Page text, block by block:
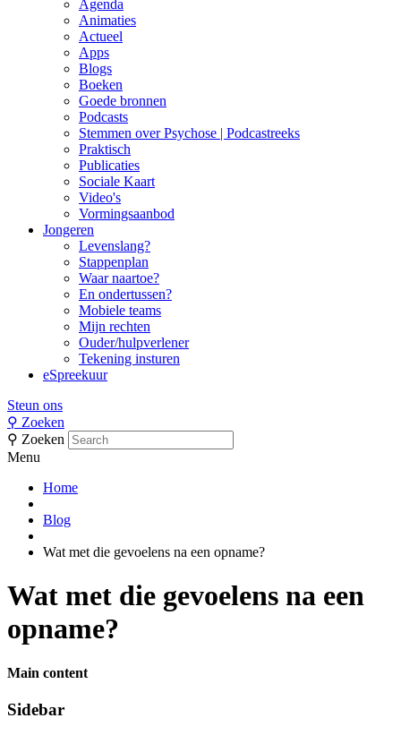
Agenda
Animaties
Actueel
Apps
Blogs
Boeken
Goede bronnen
Podcasts
Stemmen over Psychose | Podcastreeks
Praktisch
Publicaties
Sociale Kaart
Video's
Vormingsaanbod
Jongeren
Levenslang?
Stappenplan
Waar naartoe?
En ondertussen?
Mobiele teams
Mijn rechten
Ouder/hulpverlener
Tekening insturen
eSpreekuur
Steun ons
⚲ Zoeken
⚲ Zoeken
Menu
Home
Blog
Wat met die gevoelens na een opname?
Wat met die gevoelens na een
opname?
Main content
Sidebar